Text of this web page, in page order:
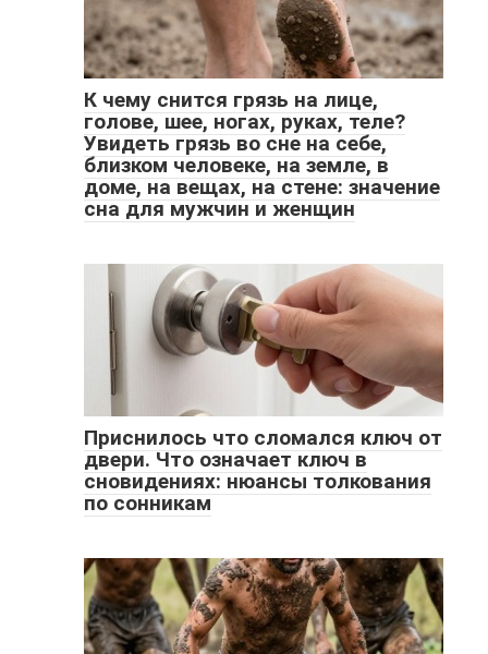
К чему снится грязь на лице,
голове, шее, ногах, руках, теле?
Увидеть грязь во сне на себе,
близком человеке, на земле, в
доме, на вещах, на стене: значение
сна для мужчин и женщин
Приснилось что сломался ключ от
двери. Что означает ключ в
сновидениях: нюансы толкования
по сонникам